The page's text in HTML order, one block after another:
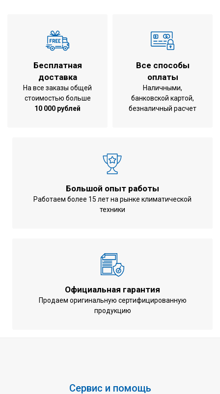
Режим работы
обогрев
Холодопроизводительность
28,0 кВт
Теплопроизводительность
31,5 кВт
Габариты блока
1680x930x765
мм
Вес блока
187 кг
Потребляемая мощность при
Потребляемая мощность при
обогреве
5.56 кВт
Энергоэффективность EER
Управление компрессором
Диаметр труб ( жидкость )
9,52 мм
температура на обогрев
Бесплатная
доставка
На все заказы общей
стоимостью больше
10 000 рублей
Все способы
оплаты
Наличными,
банковской картой,
безналичный расчет
Большой опыт работы
Работаем более 15 лет на рынке климатической
техники
Официальная гарантия
Продаем оригинальную сертифицированную
продукцию
Сервис и помощь